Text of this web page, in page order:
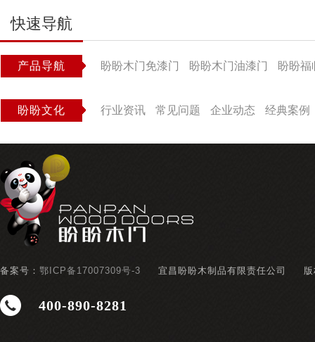
快速导航
产品导航 盼盼木门免漆门 盼盼木门油漆门 盼盼福
盼盼文化 行业资讯 常见问题 企业动态 经典案例
备案号： 鄂ICP备17007309号-3 宜昌盼盼木制品有限责任公司
400-890-8281